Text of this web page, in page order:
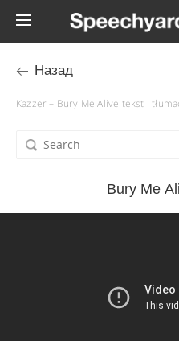
Назад
Kazzer – Bury Me Alive tekst i
Bury Me